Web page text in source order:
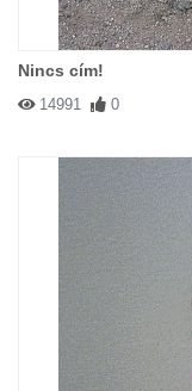
Nincs cím!
14991 0